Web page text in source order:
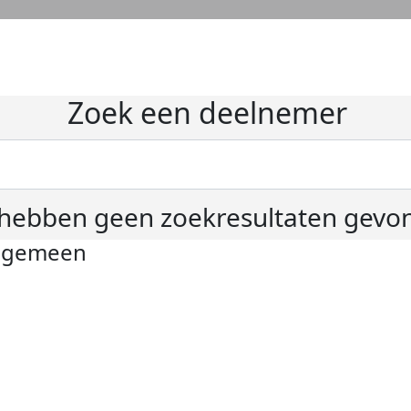
Zoek een deelnemer
geen zoekresultaten